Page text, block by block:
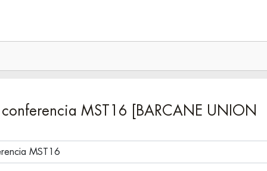
MST16 [BARCANE UNION